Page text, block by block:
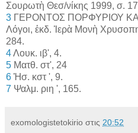
Σουρωτὴ Θεσ/νίκης 1999, σ.
3 ΓΕΡΟΝΤΟΣ ΠΟΡΦΥΡΙΟΥ
Λόγοι, ἐκδ. Ἱερὰ Μονὴ
284.
4Λουκ. ιβ', 4.
5 Ματθ. στ', 24
6 Ἡσ. κστ ', 9.
7 Ψαλμ. ριη ', 165.
exomologistetokirio στις 20:52